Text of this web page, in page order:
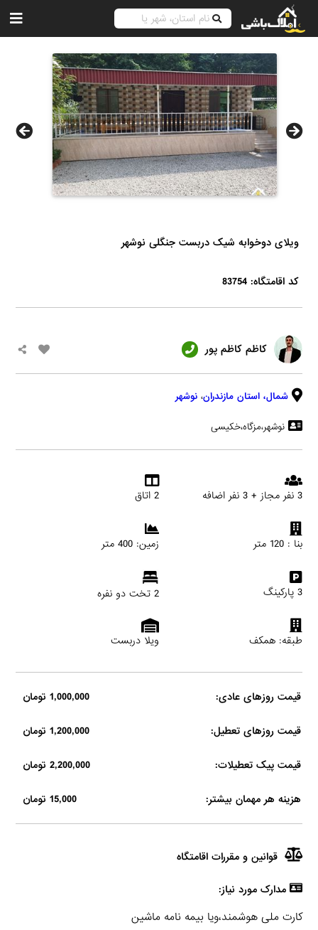
ویلای دوخوابه شیک دربست جنگلی نوشهر
کد اقامتگاه: 83754
کاظم کاظم پور
شمال، استان مازندران، نوشهر
نوشهر،مزگاه،خکیسی
3 نفر مجاز + 3 نفر اضافه 2 اتاق
بنا : 120 متر زمین: 400 متر
3 پارکینگ 2 تخت دو نفره
طبقه: همکف ویلا دربست
قیمت روزهای عادی: 1,000,000 تومان
قیمت روزهای تعطیل: 1,200,000 تومان
قیمت پیک تعطیلات: 2,200,000 تومان
هزینه هر مهمان بیشتر: 15,000 تومان
قوانین و مقررات اقامتگاه
مدارک مورد نیاز:
کارت ملی هوشمند،ویا بیمه نامه ماشین